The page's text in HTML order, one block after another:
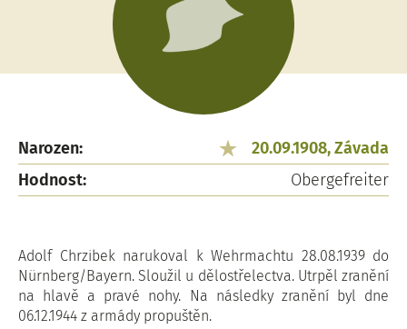
Narozen:
20.09.1908, Závada
Hodnost:
Obergefreiter
Adolf Chrzibek narukoval k Wehrmachtu 28.08.1939 do
Nürnberg/Bayern. Sloužil u dělostřelectva. Utrpěl zranění
na hlavě a pravé nohy. Na následky zranění byl dne
06.12.1944 z armády propuštěn.